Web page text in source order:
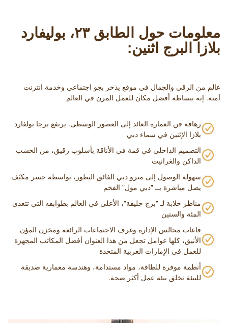
معلومات حول الطابق ٢٣، بوليفارد
بلازا البرج اثنين:
عالم من الرقي والجمال في موقع يذخر بجو اجتماعي وخدمة انترنت
آمنة. إنه ببساطة أفضل مكان للعمل المرن في العالم
رهافة فن العمارة العائد إلى العصور الوسطى. يرتفع برجا بولفارد
بلازا الإثنين في سماء دبي
التصميم الداخلي في قمة في الأناقة بأسلوب رقيق، من الخشب
الداكن والغرانيت
سهولة الوصول إلى مترو دبي الفائق التطور، بواسطة جسر مكيّف
يصل مباشرة بــ "دبي مول" الفخم
مناظر خلابة لـ "برج خليفة"، الأعلى في العالم بطوابقه التي تتعدى
المئة والستين
قاعات مجالس الإدارة وغرف الاجتماعات الرائعة ومخزن المؤن
الأنيق، كلها عوامل تجعل من هذا العنوان أفضل المكاتب المجهزة
للعمل في الإمارات العربية المتحدة
أنظمة موفرة للطاقة، مواد مستدامة، وهندسة معمارية صديقة
للبيئة تخلق بيئة عمل أكثر صحة.